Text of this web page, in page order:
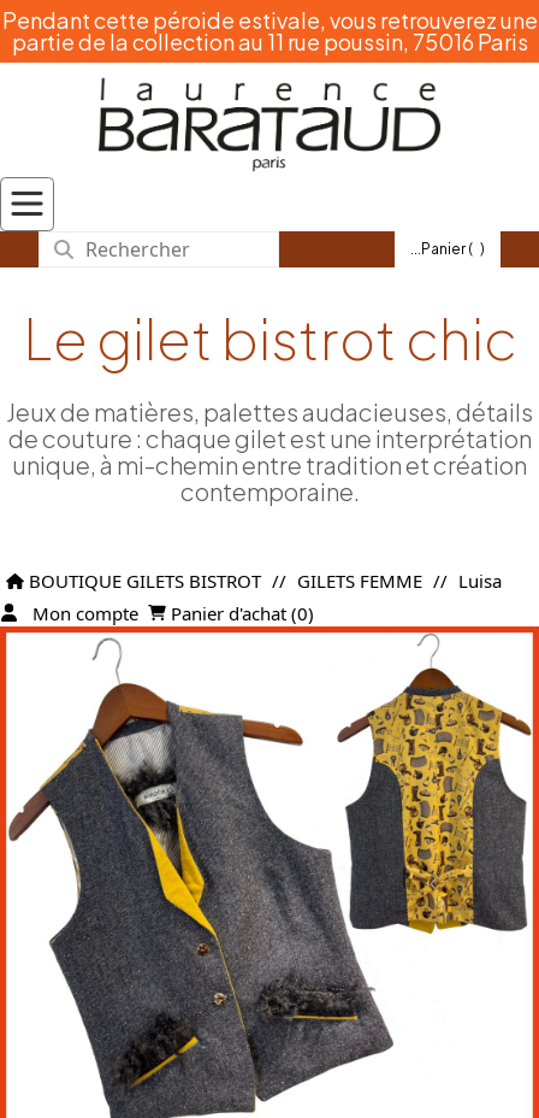
Pendant cette péroide estivale, vous retrouverez une
partie de la collection au 11 rue poussin, 75016 Paris
...Panier ( )
Le gilet bistrot chic
Jeux de matières, palettes audacieuses, détails
de couture : chaque gilet est une interprétation
unique, à mi-chemin entre tradition et création
contemporaine.
BOUTIQUE GILETS BISTROT // GILETS FEMME // Luisa
Mon compte
Panier d'achat (0)